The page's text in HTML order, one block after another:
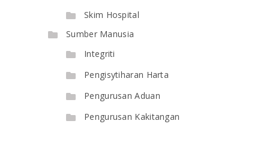
Skim Hospital
Sumber Manusia
Integriti
Pengisytiharan Harta
Pengurusan Aduan
Pengurusan Kakitangan